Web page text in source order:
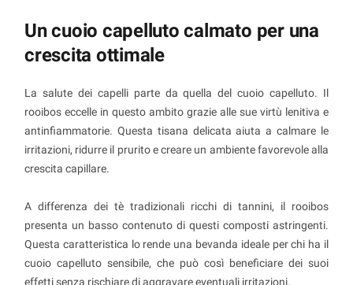
Un cuoio capelluto calmato per una
crescita ottimale
La salute dei capelli parte da quella del cuoio capelluto. Il
rooibos eccelle in questo ambito grazie alle sue virtù lenitiva e
antinfiammatorie. Questa tisana delicata aiuta a calmare le
irritazioni, ridurre il prurito e creare un ambiente favorevole alla
crescita capillare.
A differenza dei tè tradizionali ricchi di tannini, il rooibos
presenta un basso contenuto di questi composti astringenti.
Questa caratteristica lo rende una bevanda ideale per chi ha il
cuoio capelluto sensibile, che può così beneficiare dei suoi
effetti senza rischiare di aggravare eventuali irritazioni.